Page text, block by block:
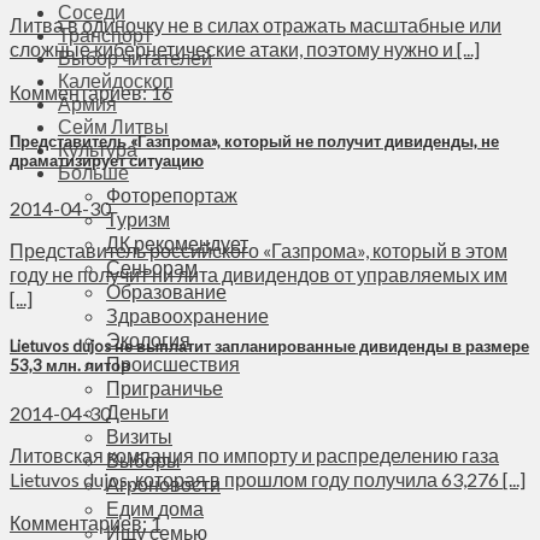
Соседи
Транспорт
Выбор читателей
Калейдоскоп
Армия
Сейм Литвы
Культура
Больше
Фоторепортаж
Туризм
ЛК рекомендует
Сеньорам
Образование
Здравоохранение
Экология
Происшествия
Приграничье
Деньги
Визиты
Выборы
Агроновости
Едим дома
Ищу семью
Литва в одиночку не в силах отражать масштабные или
сложные кибернетические атаки, поэтому нужно и [...]
Комментариев: 16
Представитель «Газпрома», который не получит дивиденды, не
драматизирует ситуацию
2014-04-30
Представитель российского «Газпрома», который в этом
году не получит ни лита дивидендов от управляемых им
[...]
Lietuvos dujos не выплатит запланированные дивиденды в размере
53,3 млн. литов
2014-04-30
Литовская компания по импорту и распределению газа
Lietuvos dujos, которая в прошлом году получила 63,276 [...]
Комментариев: 1